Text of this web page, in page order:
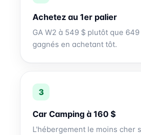
Achetez au 1er palier
GA W2 à 549 $ plutôt que 649
gagnés en achetant tôt.
Car Camping à 160 $
L'hébergement le moins cher